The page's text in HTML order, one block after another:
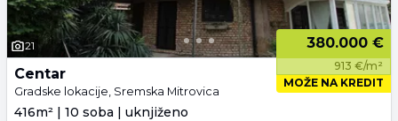
21 380.000 €
913 €/m²
MOŽE NA KREDIT
Centar
Gradske lokacije, Sremska Mitrovica
416m² | 10 soba | uknjiženo